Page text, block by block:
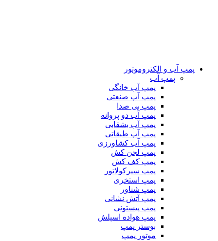
پمپ آب و الکتروموتور
پمپ آب
پمپ آب خانگی
پمپ آب صنعتی
پمپ بی صدا
پمپ آب دو پروانه
پمپ آب بشقابی
پمپ آب طبقاتی
پمپ آب کشاورزی
پمپ لجن کش
پمپ کف کش
پمپ سیرکولاتور
پمپ استخری
پمپ شناور
پمپ آتش نشانی
پمپ پیستونی
پمپ هواده اسپلش
بوستر پمپ
موتور پمپ